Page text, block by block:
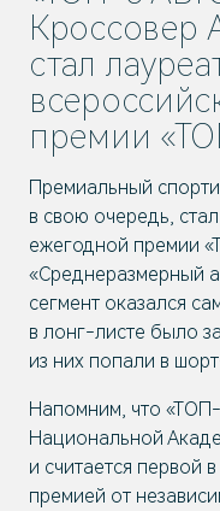
Кроссовер
стал
премии
Премиальный
в свою очередь,
ежегодной премии
«Среднеразмерный
сегмент оказался
в лонг-листе было
из них попали в
Напомним, что
Национальной
и считается первой
премией от